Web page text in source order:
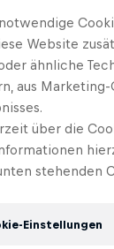
Website
ähnliche
aus
über die
stehenden
Einstellungen